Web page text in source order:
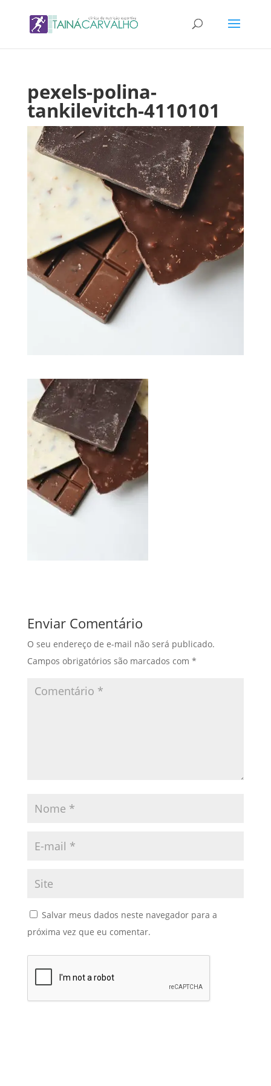
pexels-polina-
tankilevitch-4110101
Enviar Comentário
O seu endereço de e-mail não será publicado.
Campos obrigatórios são marcados com *
Salvar meus dados neste navegador para a
próxima vez que eu comentar.